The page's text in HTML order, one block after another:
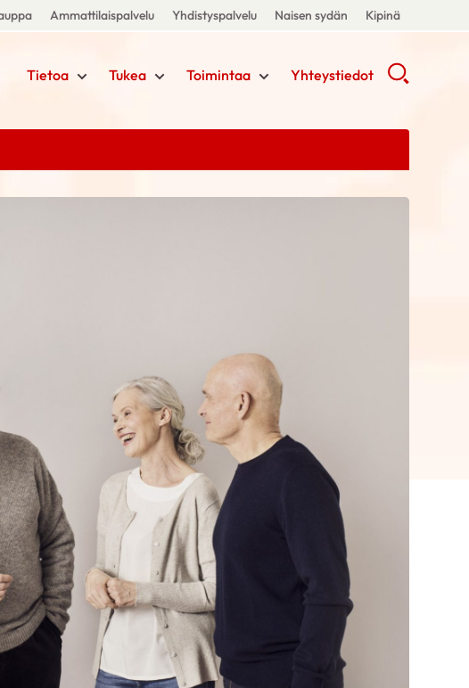
Ammattilaispalvelu Yhdistyspalvelu Naisen sydän Kipinä
Tietoa Tukea Toimintaa Yhteystiedot